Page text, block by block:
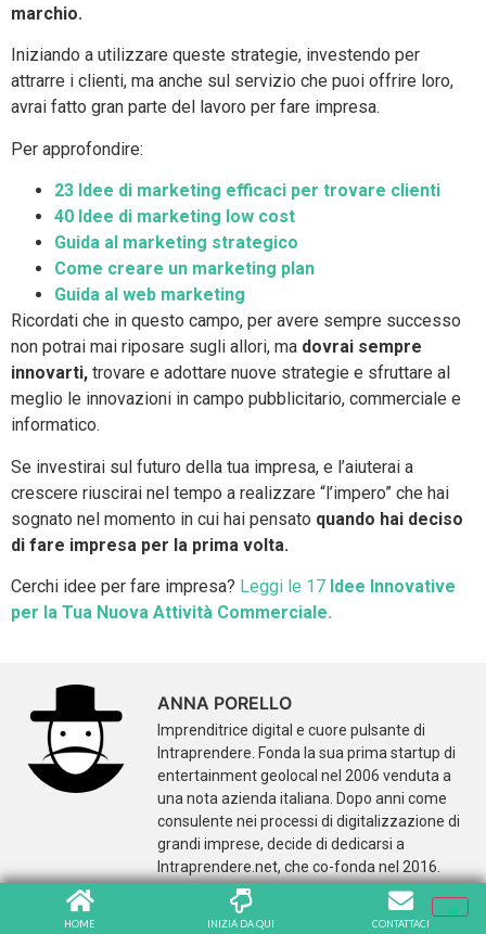
marchio.
Iniziando a utilizzare queste strategie, investendo per
attrarre i clienti, ma anche sul servizio che puoi offrire loro,
avrai fatto gran parte del lavoro per fare impresa.
Per approfondire:
23 Idee di marketing efficaci per trovare clienti
40 Idee di marketing low cost
Guida al marketing strategico
Come creare un marketing plan
Guida al web marketing
Ricordati che in questo campo, per avere sempre successo
non potrai mai riposare sugli allori, ma dovrai sempre
innovarti, trovare e adottare nuove strategie e sfruttare al
meglio le innovazioni in campo pubblicitario, commerciale e
informatico.
Se investirai sul futuro della tua impresa, e l’aiuterai a
crescere riuscirai nel tempo a realizzare “l’impero” che hai
sognato nel momento in cui hai pensato quando hai deciso
di fare impresa per la prima volta.
Cerchi idee per fare impresa? Leggi le 17 Idee Innovative
per la Tua Nuova Attività Commerciale.
ANNA PORELLO
Imprenditrice digital e cuore pulsante di
Intraprendere. Fonda la sua prima startup di
entertainment geolocal nel 2006 venduta a
una nota azienda italiana. Dopo anni come
consulente nei processi di digitalizzazione di
grandi imprese, decide di dedicarsi a
Intraprendere.net, che co-fonda nel 2016.
HOME INIZIA DA QUI CONTATTACI